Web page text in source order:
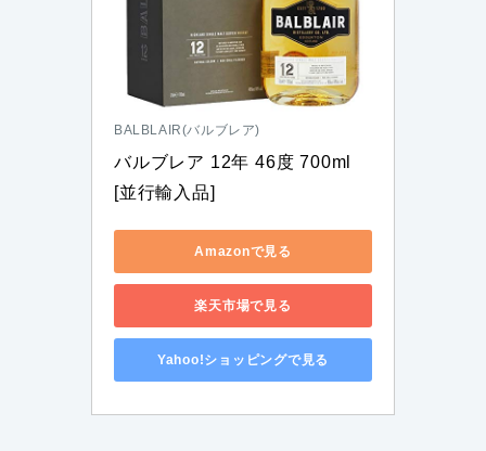
BALBLAIR(バルブレア)
バルブレア 12年 46度 700ml
[並行輸入品]
Amazonで見る
楽天市場で見る
Yahoo!ショッピングで見る